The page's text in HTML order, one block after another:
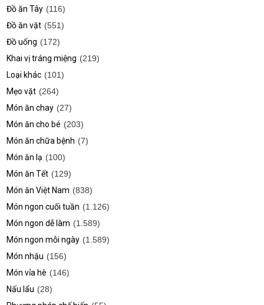
Đồ ăn Tây (116)
Đồ ăn vặt (551)
Đồ uống (172)
Khai vị tráng miệng (219)
Loại khác (101)
Mẹo vặt (264)
Món ăn chay (27)
Món ăn cho bé (203)
Món ăn chữa bệnh (7)
Món ăn lạ (100)
Món ăn Tết (129)
Món ăn Việt Nam (838)
Món ngon cuối tuần (1.126)
Món ngon dễ làm (1.589)
Món ngon mỗi ngày (1.589)
Món nhậu (156)
Món vỉa hè (146)
Nấu lẩu (28)